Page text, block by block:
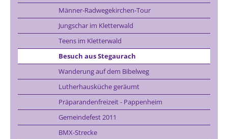
Männer-Radwegekirchen-Tour
Jungschar im Kletterwald
Teens im Kletterwald
Besuch aus Stegaurach
Wanderung auf dem Bibelweg
Lutherhausküche geräumt
Präparandenfreizeit - Pappenheim
Gemeindefest 2011
BMX-Strecke